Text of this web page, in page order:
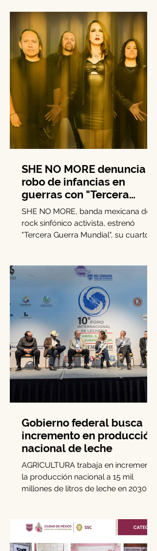
versión metal sinfónica de “Happy
Xmas (War Is Over)”, recordando que
millones de personas en zonas de
conflicto armado no tienen motivos
para festejar. La banda mexicana
transforma el clásico de John Lennon
y Yoko Ono en un llamado directo a
la empatía.
SHE NO MORE denuncia el
robo de infancias en
guerras con "Tercera
Guerra Mundial"
SHE NO MORE, banda mexicana de
sencillo de 2025.
Gobierno federal busca
incremento en producción
nacional de leche
AGRICULTURA trabaja en incrementar
decir, 15 por ciento más de la...